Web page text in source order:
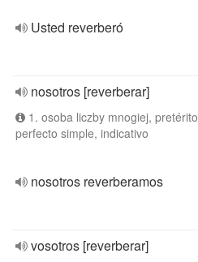
Usted reverberó
nosotros [reverberar]
1. osoba liczby mnogiej, pretérito
perfecto simple, indicativo
nosotros reverberamos
vosotros [reverberar]